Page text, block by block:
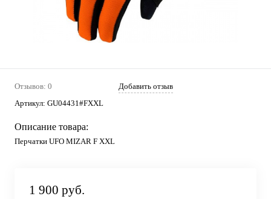
Отзывов: 0
Добавить отзыв
Артикул: GU04431#FXXL
Описание товара:
Перчатки UFO MIZAR F XXL
1 900 руб.